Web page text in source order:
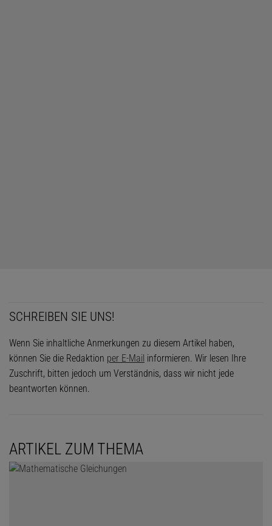
SCHREIBEN SIE UNS!
Wenn Sie inhaltliche Anmerkungen zu diesem Artikel haben,
können Sie die Redaktion per E-Mail informieren. Wir lesen Ihre
Zuschrift, bitten jedoch um Verständnis, dass wir nicht jede
beantworten können.
ARTIKEL ZUM THEMA